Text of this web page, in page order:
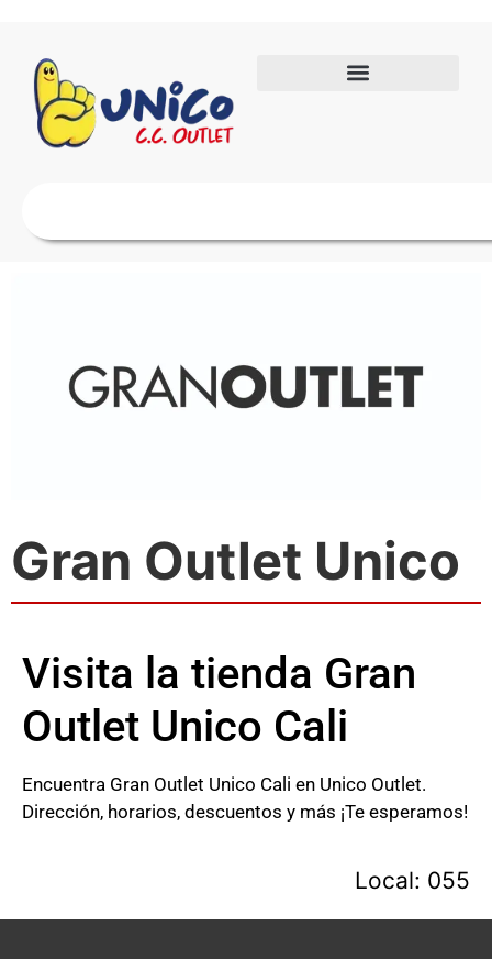
Gran Outlet Unico
Visita la tienda Gran
Outlet Unico Cali
Encuentra Gran Outlet Unico Cali en Unico Outlet.
Dirección, horarios, descuentos y más ¡Te esperamos!
Local: 055